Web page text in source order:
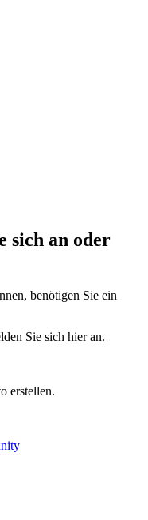
sich an oder
benötigen Sie ein
Sie sich hier an.
erstellen.